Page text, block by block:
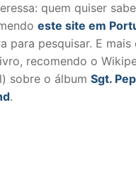
quem quiser
este site em
para pesquisar. E
recomendo o
sobre o álbum Sgt.
.